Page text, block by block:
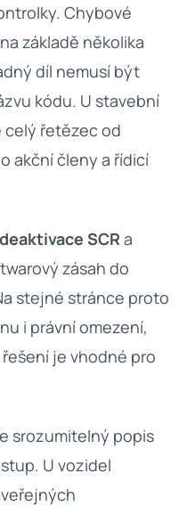
Chybové
základě několika
díl nemusí být
kódu. U stavební
řetězec od
akční členy a řídicí
deaktivace SCR a
zásah do
stejné stránce proto
i právní omezení,
je vhodné pro
srozumitelný popis
U vozidel